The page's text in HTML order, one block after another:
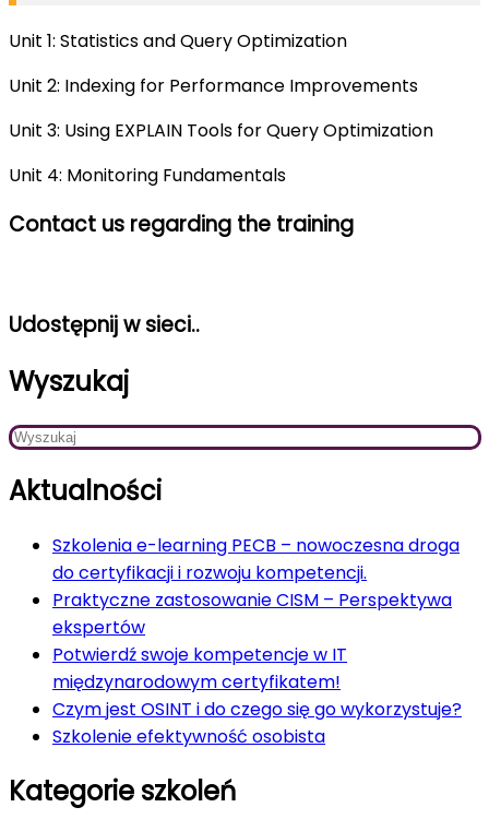
Unit 1: Statistics and Query Optimization
Unit 2: Indexing for Performance Improvements
Unit 3: Using EXPLAIN Tools for Query Optimization
Unit 4: Monitoring Fundamentals
Contact us regarding the training
Udostępnij w sieci..
Wyszukaj
Aktualności
Szkolenia e-learning PECB – nowoczesna droga
do certyfikacji i rozwoju kompetencji.
Praktyczne zastosowanie CISM – Perspektywa
ekspertów
Potwierdź swoje kompetencje w IT
międzynarodowym certyfikatem!
Czym jest OSINT i do czego się go wykorzystuje?
Szkolenie efektywność osobista
Kategorie szkoleń